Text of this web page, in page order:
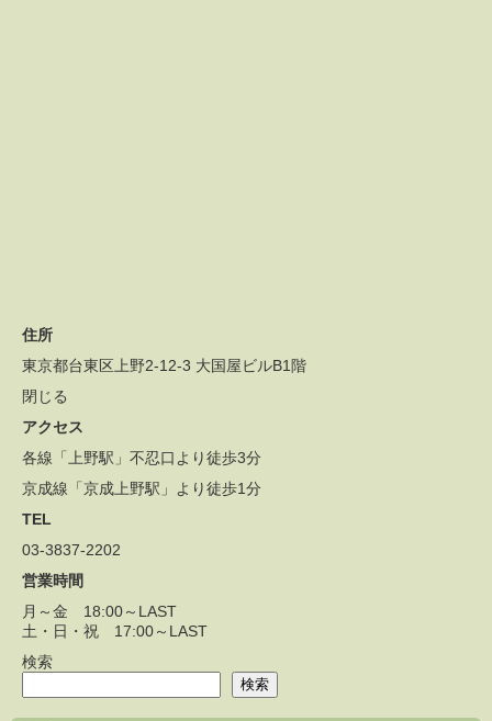
住所
東京都台東区上野2-12-3 大国屋ビルB1階
閉じる
アクセス
各線「上野駅」不忍口より徒歩3分
京成線「京成上野駅」より徒歩1分
TEL
03-3837-2202
営業時間
月～金 18:00～LAST
土・日・祝 17:00～LAST
検索
検索